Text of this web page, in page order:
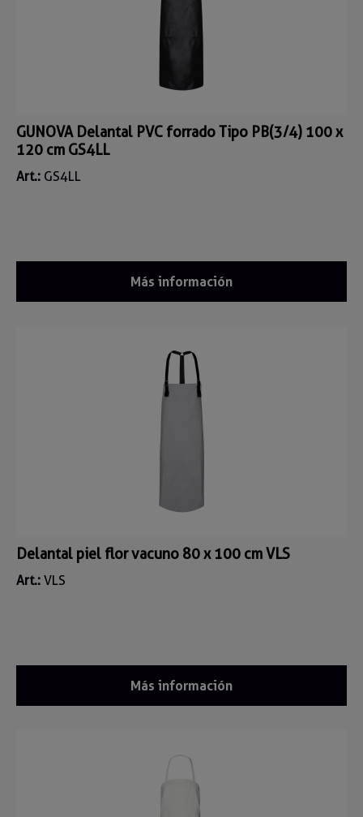
GUNOVA Delantal PVC forrado Tipo PB(3/4) 100 x
120 cm GS4LL
Art.: GS4LL
Más información
Delantal piel flor vacuno 80 x 100 cm VLS
Art.: VLS
Más información